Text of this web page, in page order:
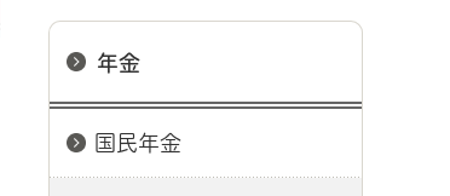
年金
国民年金